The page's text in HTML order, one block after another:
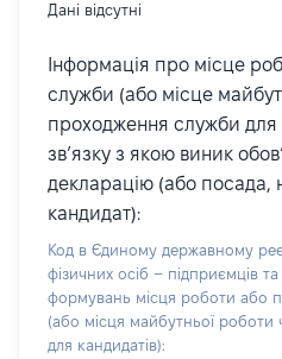
Дані відсутні
Інформація про місце
служби (або місце
проходження служби для
зв’язку з якою виник
декларацію (або посада,
кандидат):
Код в Єдиному державному
фізичних осіб – підприємців
формувань місця роботи або
(або місця майбутньої
для кандидатів):